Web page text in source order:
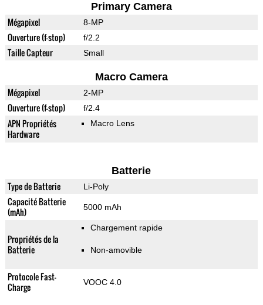
Primary Camera
Mégapixel 8-MP
Ouverture (f-stop) f/2.2
Taille Capteur Small
Macro Camera
Mégapixel 2-MP
Ouverture (f-stop) f/2.4
APN Propriétés
Hardware
Macro Lens
Batterie
Type de Batterie Li-Poly
Capacité Batterie
(mAh)
5000 mAh
Propriétés de la
Batterie
Chargement rapide
Non-amovible
Protocole Fast-
Charge
VOOC 4.0